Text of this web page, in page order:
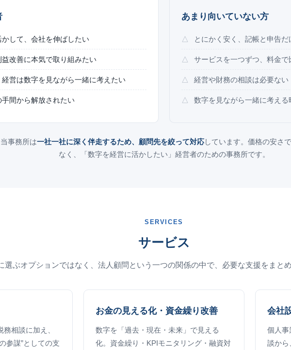
して、会社を伸ばしたい
改善に本気で取り組みたい
営は数字を見ながら一緒に考えたい
間から解放されたい
あまり向いていない方
とにかく安く、記帳と申告
サービスを一つずつ、料金で
経営や財務の相談は必要ない
数字を見ながら一緒に考える
当事務所は一社一社に深く伴走するため、顧問先を絞って対応しています。価格の安さ
なく、「数字を経営に活かしたい」経営者のための事務所です。
SERVICES
サービス
選ぶオプションではなく、法人顧問という一つの関係の中で、必要な支援をまとめ
相談に加え、
参謀”としての支
お金の見える化・資金繰り改善
数字を「過去・現在・未来」で見える
化。資金繰り・KPIモニタリング・融資対
会社
個人事
談から